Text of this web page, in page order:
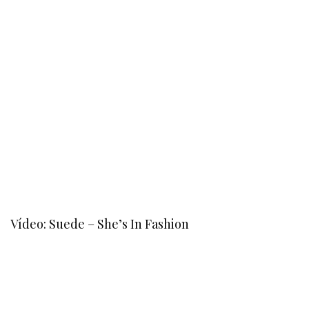
Vídeo: Suede – She’s In Fashion